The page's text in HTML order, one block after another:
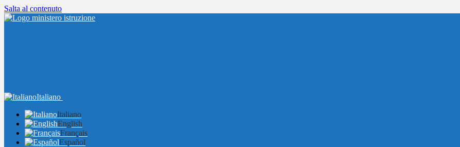
Salta al contenuto
Italiano
Italiano
English
Français
Español